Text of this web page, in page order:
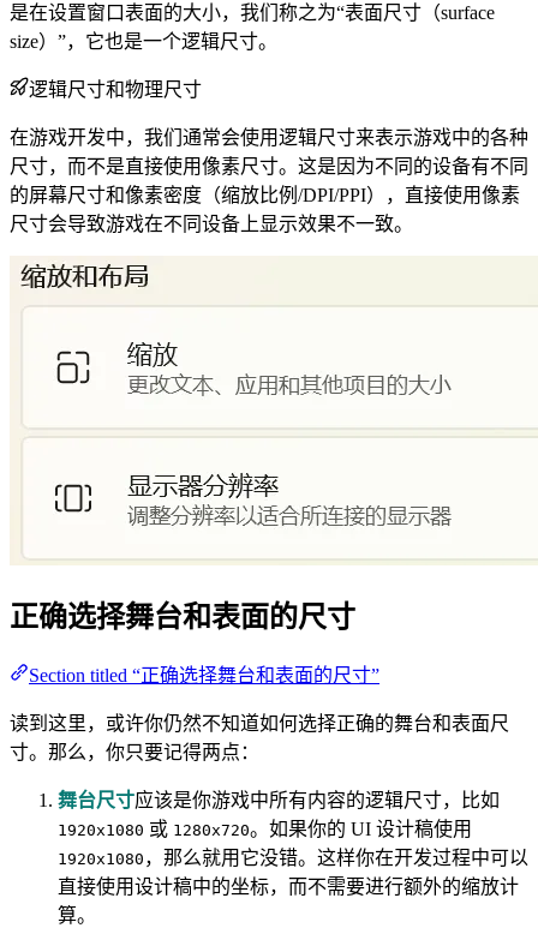
是在设置窗口表面的大小，我们称之为“表面尺寸（surface
size）”，它也是一个逻辑尺寸。
逻辑尺寸和物理尺寸
在游戏开发中，我们通常会使用逻辑尺寸来表示游戏中的各种
尺寸，而不是直接使用像素尺寸。这是因为不同的设备有不同
的屏幕尺寸和像素密度（缩放比例/DPI/PPI），直接使用像素
尺寸会导致游戏在不同设备上显示效果不一致。
正确选择舞台和表面的尺寸
Section titled “正确选择舞台和表面的尺寸”
读到这里，或许你仍然不知道如何选择正确的舞台和表面尺
寸。那么，你只要记得两点：
舞台尺寸应该是你游戏中所有内容的逻辑尺寸，比如
1920x1080 或 1280x720。如果你的 UI 设计稿使用
1920x1080 ，那么就用它没错。这样你在开发过程中可以
直接使用设计稿中的坐标，而不需要进行额外的缩放计
算。